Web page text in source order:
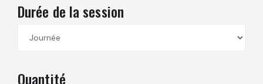
Durée de la session
Quantité